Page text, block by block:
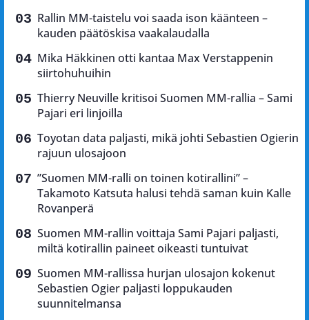
Rallin MM-taistelu voi saada ison käänteen –
kauden päätöskisa vaakalaudalla
Mika Häkkinen otti kantaa Max Verstappenin
siirtohuhuihin
Thierry Neuville kritisoi Suomen MM-rallia – Sami
Pajari eri linjoilla
Toyotan data paljasti, mikä johti Sebastien Ogierin
rajuun ulosajoon
”Suomen MM-ralli on toinen kotirallini” –
Takamoto Katsuta halusi tehdä saman kuin Kalle
Rovanperä
Suomen MM-rallin voittaja Sami Pajari paljasti,
miltä kotirallin paineet oikeasti tuntuivat
Suomen MM-rallissa hurjan ulosajon kokenut
Sebastien Ogier paljasti loppukauden
suunnitelmansa